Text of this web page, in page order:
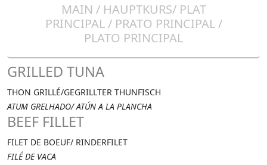
MAIN / HAUPTKURS/ PLAT
PRINCIPAL / PRATO PRINCIPAL /
PLATO PRINCIPAL
GRILLED TUNA
THON GRILLÉ/GEGRILLTER THUNFISCH
ATUM GRELHADO/ ATÚN A LA PLANCHA
BEEF FILLET
FILET DE BOEUF/ RINDERFILET
FILÉ DE VACA